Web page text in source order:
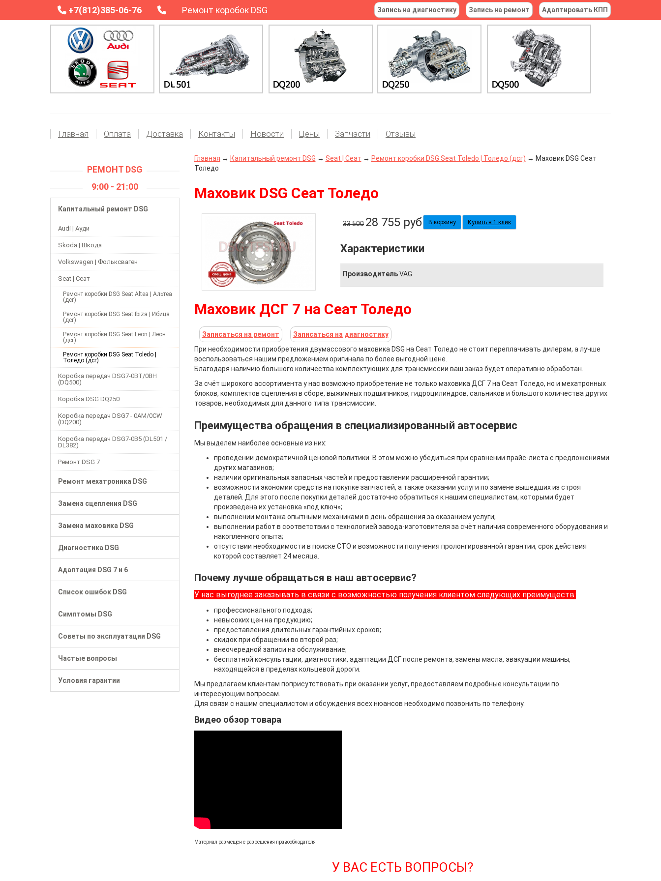
+7(812)385-06-76 Ремонт коробок DSG Запись на диагностику Запись на ремонт Адаптировать КПП
Главная Оплата Доставка Контакты Новости Цены Запчасти Отзывы
РЕМОНТ DSG
9:00 - 21:00
Капитальный ремонт DSG
Audi | Ауди
Skoda | Шкода
Volkswagen | Фольксваген
Seat | Сеат
Ремонт коробки DSG Seat Altea | Альтеа
(дсг)
Ремонт коробки DSG Seat Ibiza | Ибица
(дсг)
Ремонт коробки DSG Seat Leon | Леон
(дсг)
Ремонт коробки DSG Seat Toledo |
Толедо (дсг)
Коробка передач DSG7-0BT/0BH
(DQ500)
Коробка DSG DQ250
Коробка передач DSG7 - 0AM/0CW
(DQ200)
Коробка передач DSG7-0B5 (DL501 /
DL382)
Ремонт DSG 7
Ремонт мехатроника DSG
Замена сцепления DSG
Замена маховика DSG
Диагностика DSG
Адаптация DSG 7 и 6
Список ошибок DSG
Симптомы DSG
Советы по эксплуатации DSG
Частые вопросы
Условия гарантии
Главная → Капитальный ремонт DSG → Seat | Сеат → Ремонт коробки DSG Seat Toledo | Толедо (дсг) → Маховик DSG Сеат
Толедо
Маховик DSG Сеат Толедо
33 500 28 755 руб Купить в 1 клик
Характеристики
ПроизводительVAG
Маховик ДСГ 7 на Сеат Толедо
Записаться на ремонт
Записаться на диагностику
При необходимости приобретения двумассового маховика DSG на Сеат Толедо не стоит переплачивать дилерам, а лучше
воспользоваться нашим предложением оригинала по более выгодной цене.
Благодаря наличию большого количества комплектующих для трансмиссии ваш заказ будет оперативно обработан.
За счёт широкого ассортимента у нас возможно приобретение не только маховика ДСГ 7 на Сеат Толедо, но и мехатронных
блоков, комплектов сцепления в сборе, выжимных подшипников, гидроцилиндров, сальников и большого количества других
товаров, необходимых для данного типа трансмиссии.
Преимущества обращения в специализированный автосервис
Мы выделем наиболее основные из них:
проведении демократичной ценовой политики. В этом можно убедиться при сравнении прайс-листа с предложениями
других магазинов;
наличии оригинальных запасных частей и предоставлении расширенной гарантии;
возможности экономии средств на покупке запчастей, а также оказании услуги по замене вышедших из строя
деталей. Для этого после покупки деталей достаточно обратиться к нашим специалистам, которыми будет
произведена их установка «под ключ»;
выполнении монтажа опытными механиками в день обращения за оказанием услуги;
выполнении работ в соответствии с технологией завода-изготовителя за счёт наличия современного оборудования и
накопленного опыта;
отсутствии необходимости в поиске СТО и возможности получения пролонгированной гарантии, срок действия
которой составляет 24 месяца.
Почему лучше обращаться в наш автосервис?
У нас выгоднее заказывать в связи с возможностью получения клиентом следующих преимуществ:
профессионального подхода;
невысоких цен на продукцию;
предоставления длительных гарантийных сроков;
скидок при обращении во второй раз;
внеочередной записи на обслуживание;
бесплатной консультации, диагностики, адаптации ДСГ после ремонта, замены масла, эвакуации машины,
находящейся в пределах кольцевой дороги.
Мы предлагаем клиентам поприсутствовать при оказании услуг, предоставляем подробные консультации по
интересующим вопросам.
Для связи с нашим специалистом и обсуждения всех нюансов необходимо позвонить по телефону.
Видео обзор товара
Материал размещен с разрешения правообладателя
У ВАС ЕСТЬ ВОПРОСЫ?